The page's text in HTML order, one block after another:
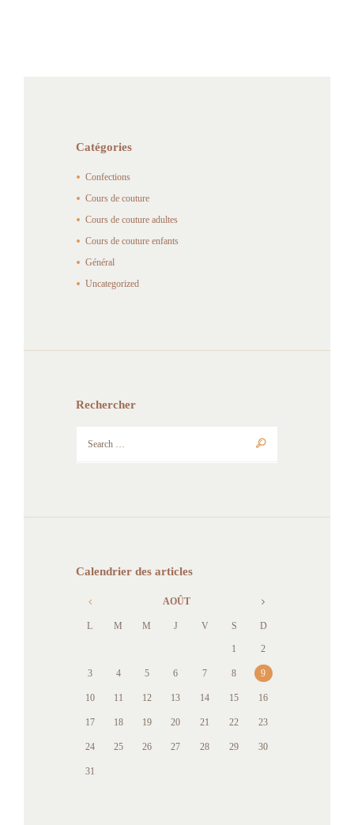
Catégories
Confections
Cours de couture
Cours de couture adultes
Cours de couture enfants
Général
Uncategorized
Rechercher
Calendrier des articles
AOÛT
L M M J V S D
1 2
3 4 5 6 7 8 9
10 11 12 13 14 15 16
17 18 19 20 21 22 23
24 25 26 27 28 29 30
31